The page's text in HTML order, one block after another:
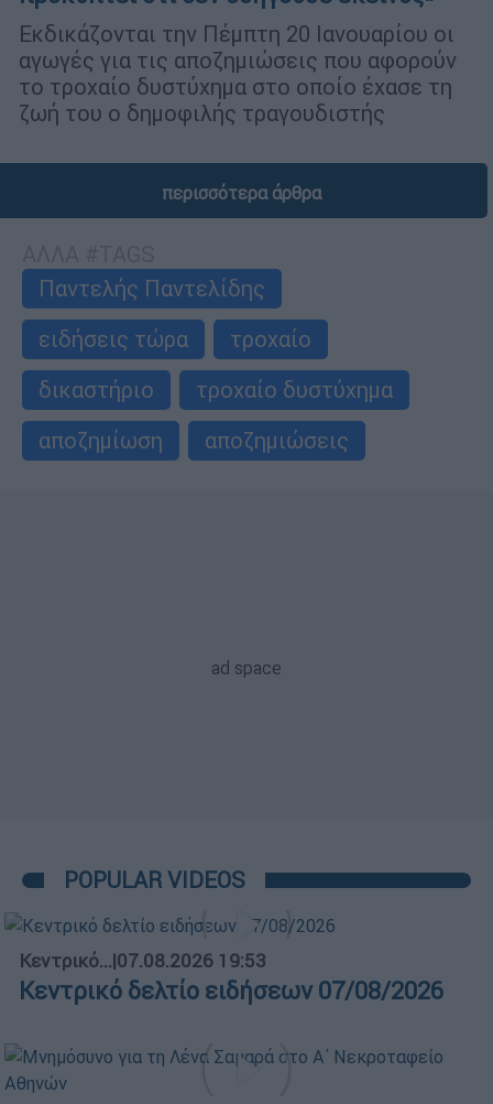
Εκδικάζονται την Πέμπτη 20 Ιανουαρίου οι
αγωγές για τις αποζημιώσεις που αφορούν
το τροχαίο δυστύχημα στο οποίο έχασε τη
ζωή του ο δημοφιλής τραγουδιστής
περισσότερα άρθρα
Παντελής Παντελίδης
ειδήσεις τώρα
τροχαίο
δικαστήριο
τροχαίο δυστύχημα
αποζημίωση
αποζημιώσεις
POPULAR VIDEOS
Κεντρικό...|07.08.2026 19:53
Κεντρικό δελτίο ειδήσεων 07/08/2026